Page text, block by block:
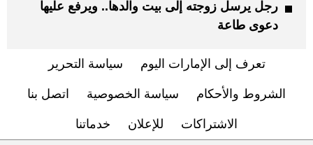
رجل يرسل زوجته إلى بيت والدها.. ويرفع عليها
دعوى طاعة
تعرف إلى الإمارات اليوم سياسة التحرير
الشروط والأحكام سياسة الخصوصية اتصل بنا
الاشتراكات للإعلان خدماتنا